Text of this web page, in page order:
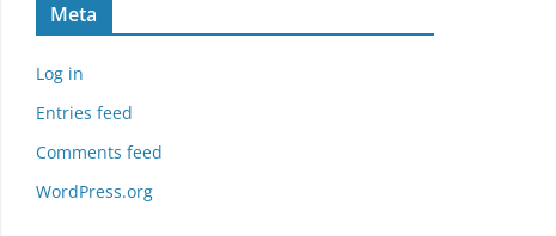
Meta
Log in
Entries feed
Comments feed
WordPress.org